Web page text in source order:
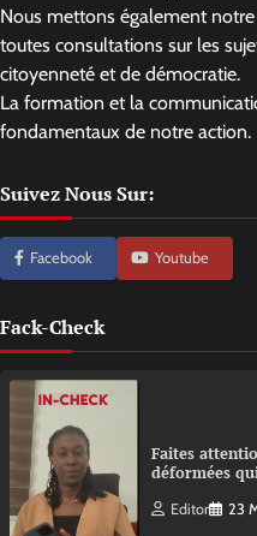
Nous mettons également
toutes consultations sur les
citoyenneté et de démocratie.
La formation et la
fondamentaux de notre action.
Suivez Nous Sur:
Facebook Youtube
Fack-Check
Faites
déformées
Editor 23